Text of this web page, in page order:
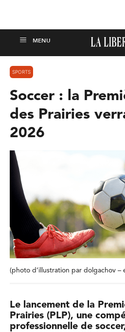
SPORTS
Soccer : la
des Prairies
2026
(photo d’illustration par dolgachov –
Le lancement de la
Prairies (PLP), une
professionnelle de